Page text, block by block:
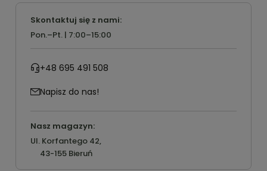
Skontaktuj się z nami:
Pon.–Pt. | 7:00–15:00
+48 695 491 508
Napisz do nas!
Nasz magazyn:
Ul. Korfantego 42,
43-155 Bieruń